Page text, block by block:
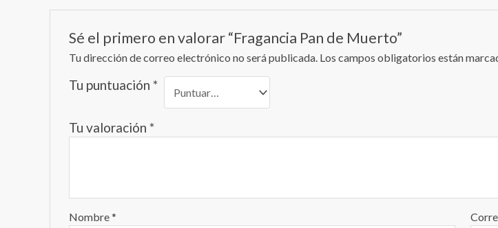
Sé el primero en valorar “Fragancia Pan de Muerto”
Tu dirección de correo electrónico no será publicada. Los campos obligatorios están
Tu puntuación *
Tu valoración *
Nombre*